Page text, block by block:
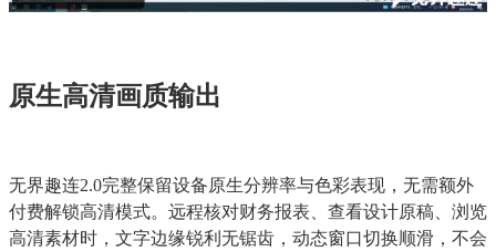
原生高清画质输出
无界趣连2.0完整保留设备原生分辨率与色彩表现，无需额外
付费解锁高清模式。远程核对财务报表、查看设计原稿、浏览
高清素材时，文字边缘锐利无锯齿，动态窗口切换顺滑，不会